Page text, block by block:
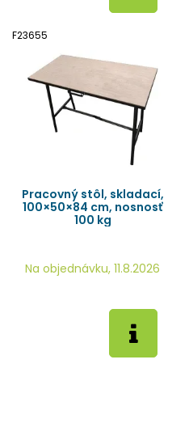
F23655
Pracovný stôl, skladací,
100×50×84 cm, nosnosť
100 kg
Na objednávku, 11.8.2026